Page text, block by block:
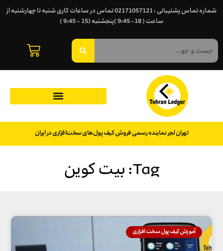
شماره تماس پشتیبانی : 02171057121 تماس در ساعات کاری شنبه تا چهارشنبه از
ساعت ( 18- 9:45 )پنجشنبه (15 - 9:45 )
تهران لجر نماینده رسمی فروش کیف پول‌های سخت‌افزاری در ایران
Tag: بیت کوین
آموزش کیف پول سخت افزاری